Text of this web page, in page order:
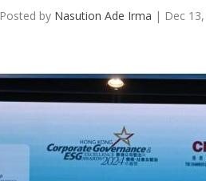
Posted by Nasution Ade Irma | Dec